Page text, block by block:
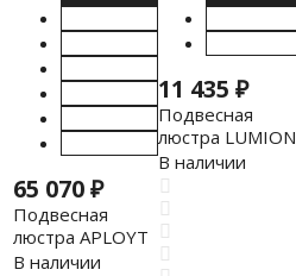
65 070₽
Подвесная
люстра APLOYT
APL.716.13.15
В наличии
11 435 ₽
Подвесная
люстра LUMION
5212/6
В наличии